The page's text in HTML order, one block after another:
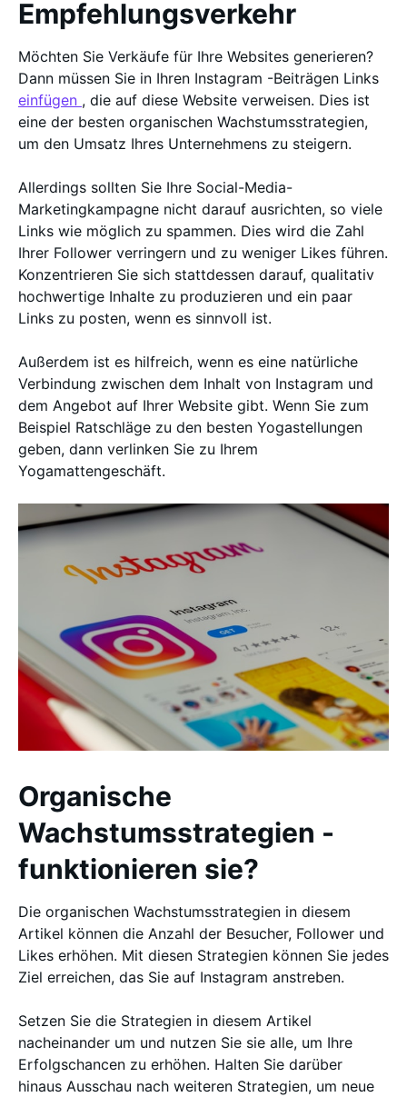
Empfehlungsverkehr
Möchten Sie Verkäufe für Ihre Websites generieren?
Dann müssen Sie in Ihren Instagram -Beiträgen Links
einfügen , die auf diese Website verweisen. Dies ist
eine der besten organischen Wachstumsstrategien,
um den Umsatz Ihres Unternehmens zu steigern.
Allerdings sollten Sie Ihre Social-Media-
Marketingkampagne nicht darauf ausrichten, so viele
Links wie möglich zu spammen. Dies wird die Zahl
Ihrer Follower verringern und zu weniger Likes führen.
Konzentrieren Sie sich stattdessen darauf, qualitativ
hochwertige Inhalte zu produzieren und ein paar
Links zu posten, wenn es sinnvoll ist.
Außerdem ist es hilfreich, wenn es eine natürliche
Verbindung zwischen dem Inhalt von Instagram und
dem Angebot auf Ihrer Website gibt. Wenn Sie zum
Beispiel Ratschläge zu den besten Yogastellungen
geben, dann verlinken Sie zu Ihrem
Yogamattengeschäft.
Organische
Wachstumsstrategien -
funktionieren sie?
Die organischen Wachstumsstrategien in diesem
Artikel können die Anzahl der Besucher, Follower und
Likes erhöhen. Mit diesen Strategien können Sie jedes
Ziel erreichen, das Sie auf Instagram anstreben.
Setzen Sie die Strategien in diesem Artikel
nacheinander um und nutzen Sie sie alle, um Ihre
Erfolgschancen zu erhöhen. Halten Sie darüber
hinaus Ausschau nach weiteren Strategien, um neue